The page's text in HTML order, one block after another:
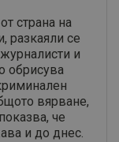
страна на
разкаяли се
и
обрисува
вярване,
че
и до днес.